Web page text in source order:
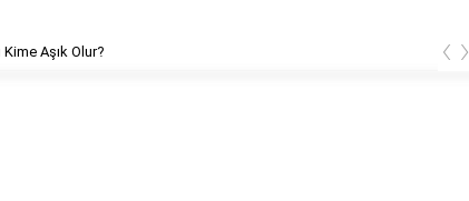
Aşık Olur? ‹ ›